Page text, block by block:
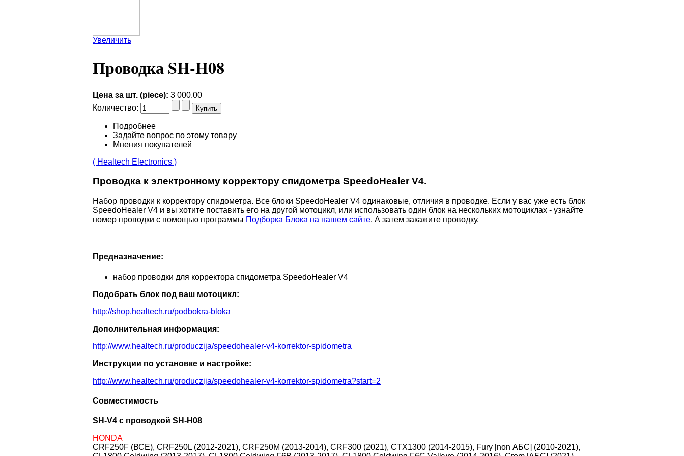
Увеличить
Проводка SH-H08
Цена за шт. (piece): 3 000.00
Количество:
Подробнее
Задайте вопрос по этому товару
Мнения покупателей
( Healtech Electronics )
Проводка к электронному корректору спидометра SpeedoHealer V4.
Набор проводки к корректору спидометра. Все блоки SpeedoHealer V4 одинаковые, отличия в проводке. Если у вас уже есть блок
SpeedoHealer V4 и вы хотите поставить его на другой мотоцикл, или использовать один блок на нескольких мотоциклах - узнайте
номер проводки с помощью программы Подборка Блока на нашем сайте. А затем закажите проводку.
Предназначение:
набор проводки для корректора спидометра SpeedoHealer V4
Подобрать блок под ваш мотоцикл:
http://shop.healtech.ru/podbokra-bloka
Дополнительная информация:
http://www.healtech.ru/produczija/speedohealer-v4-korrektor-spidometra
Инструкции по установке и настройке:
http://www.healtech.ru/produczija/speedohealer-v4-korrektor-spidometra?start=2
Совместимость
SH-V4 с проводкой SH-H08
HONDA
CRF250F (ВСЕ), CRF250L (2012-2021), CRF250M (2013-2014), CRF300 (2021), CTX1300 (2014-2015), Fury [non АБС] (2010-2021),